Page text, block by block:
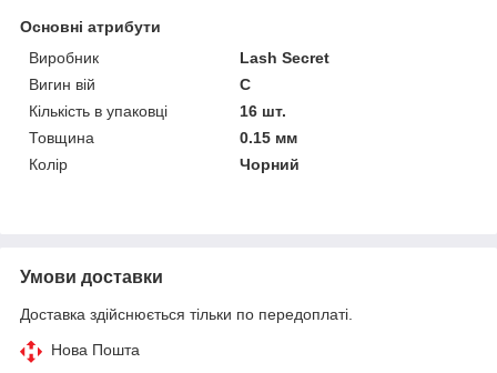
Основні атрибути
Виробник
Lash Secret
Вигин вій
C
Кількість в упаковці
16 шт.
Товщина
0.15 мм
Колір
Чорний
Умови доставки
Доставка здійснюється тільки по передоплаті.
Нова Пошта